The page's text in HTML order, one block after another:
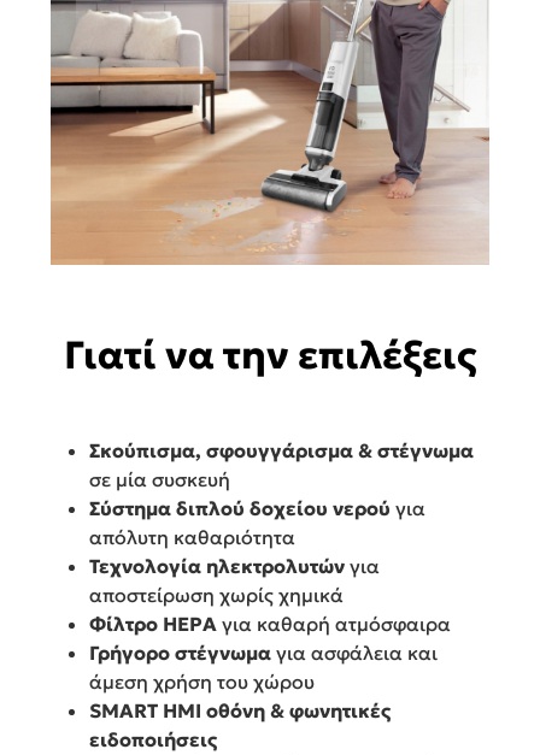
Γιατί να την επιλέξεις
Σκούπισμα, σφουγγάρισμα & στέγνωμα
σε μία συσκευή
Σύστημα διπλού δοχείου νερού για
απόλυτη καθαριότητα
Τεχνολογία ηλεκτρολυτών για
αποστείρωση χωρίς χημικά
Φίλτρο HEPA για καθαρή ατμόσφαιρα
Γρήγορο στέγνωμα για ασφάλεια και
άμεση χρήση του χώρου
SMART HMI οθόνη & φωνητικές
ειδοποιήσεις